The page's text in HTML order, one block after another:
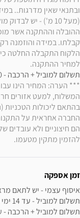
למחיר ההתקנה.
תשלום למוביל + הרכבה - 350 ₪ ***
להזמין מתקין מטעמו.
זמן אספקה
תשלום למוביל + הרכבה - עד 21 ימי